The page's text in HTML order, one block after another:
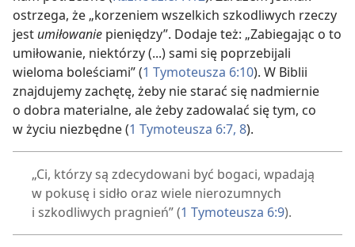
ostrzega, że „korzeniem wszelkich szkodliwych rzeczy
jest umiłowanie pieniędzy”. Dodaje też: „Zabiegając o to
umiłowanie, niektórzy (...) sami się poprzebijali
wieloma boleściami” (1 Tymoteusza 6:10). W Biblii
znajdujemy zachętę, żeby nie starać się nadmiernie
o dobra materialne, ale żeby zadowalać się tym, co
w życiu niezbędne (1 Tymoteusza 6:7, 8).
„Ci, którzy są zdecydowani być bogaci, wpadają
w pokusę i sidło oraz wiele nierozumnych
i szkodliwych pragnień” (1 Tymoteusza 6:9).